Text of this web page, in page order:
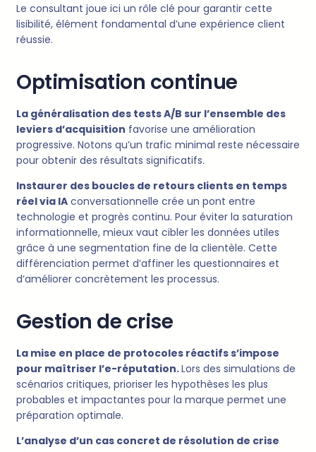
Le consultant joue ici un rôle clé pour garantir cette
lisibilité, élément fondamental d’une expérience client
réussie.
Optimisation continue
La généralisation des tests A/B sur l’ensemble des
leviers d’acquisition favorise une amélioration
progressive. Notons qu’un trafic minimal reste nécessaire
pour obtenir des résultats significatifs.
Instaurer des boucles de retours clients en temps
réel via IA conversationnelle crée un pont entre
technologie et progrès continu. Pour éviter la saturation
informationnelle, mieux vaut cibler les données utiles
grâce à une segmentation fine de la clientèle. Cette
différenciation permet d’affiner les questionnaires et
d’améliorer concrètement les processus.
Gestion de crise
La mise en place de protocoles réactifs s’impose
pour maîtriser l’e-réputation.Lors des simulations de
scénarios critiques, prioriser les hypothèses les plus
probables et impactantes pour la marque permet une
préparation optimale.
L’analyse d’un cas concret de résolution de crise